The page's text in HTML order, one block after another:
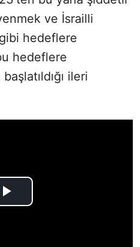
ve İsrailli
hedeflere
hedeflere
ileri